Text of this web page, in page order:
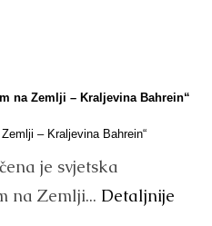
na Zemlji – Kraljevina Bahrein“
je svjetska
na Zemlji... Detaljnije